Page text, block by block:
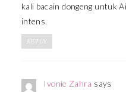
kali bacain dongeng untuk
intens.
REPLY
Ivonie Zahra says